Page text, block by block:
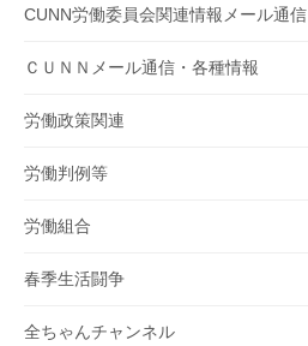
CUNN労働委員会関連情報メール通信
ＣＵＮＮメール通信・各種情報
労働政策関連
労働判例等
労働組合
春季生活闘争
全ちゃんチャンネル